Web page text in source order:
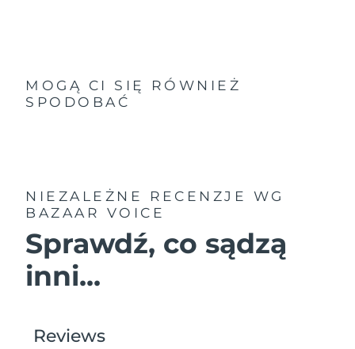
MOGĄ CI SIĘ RÓWNIEŻ
SPODOBAĆ
NIEZALEŻNE RECENZJE
WG
BAZAAR VOICE
Sprawdź, co sądzą
inni...